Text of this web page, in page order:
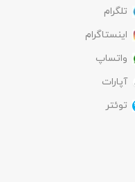
تلگرام
اینستاگرام
واتساپ
آپارات
توئتر